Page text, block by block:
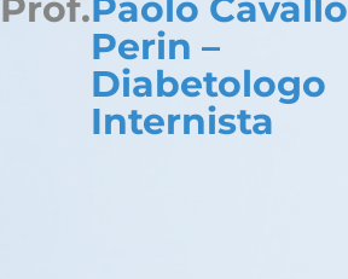
Prof.Paolo Cavallo
Perin –
Diabetologo
Internista